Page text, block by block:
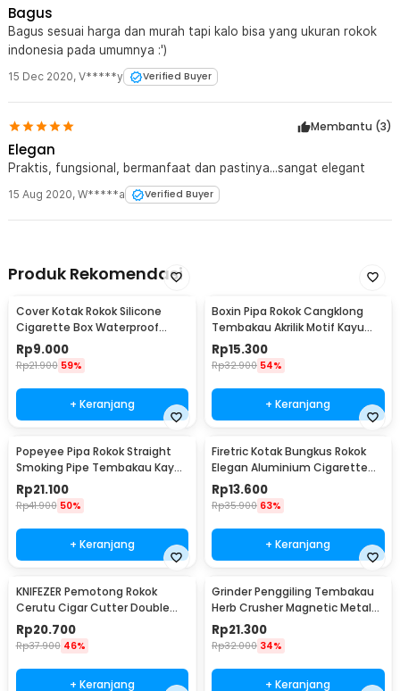
Bagus
Bagus sesuai harga dan murah tapi kalo bisa yang ukuran rokok
indonesia pada umumnya :')
15 Dec 2020, V*****y Verified Buyer
Membantu (3)
Elegan
Praktis, fungsional, bermanfaat dan pastinya...sangat elegant
15 Aug 2020, W*****a Verified Buyer
Produk Rekomendasi
Cover Kotak Rokok Silicone
Cigarette Box Waterproof
Keep Calm - JD-SH100
Rp9.000
Rp21.900 59%
+ Keranjang
Boxin Pipa Rokok Cangklong
Tembakau Akrilik Motif Kayu
Tobacco Pipes - ZF808
Rp15.300
Rp32.900 54%
+ Keranjang
Popeyee Pipa Rokok Straight
Smoking Pipe Tembakau Kayu
Mahoni - WD-051
Rp21.100
Rp41.900 50%
+ Keranjang
Firetric Kotak Bungkus Rokok
Elegan Aluminium Cigarette
Case - JD-EH006
Rp13.600
Rp35.900 63%
+ Keranjang
KNIFEZER Pemotong Rokok
Cerutu Cigar Cutter Double
Blade - EC-50A
Rp20.700
Rp37.900 46%
+ Keranjang
Grinder Penggiling Tembakau
Herb Crusher Magnetic Metal
Mesh 4 Layer - LST-23
Rp21.300
Rp32.000 34%
+ Keranjang